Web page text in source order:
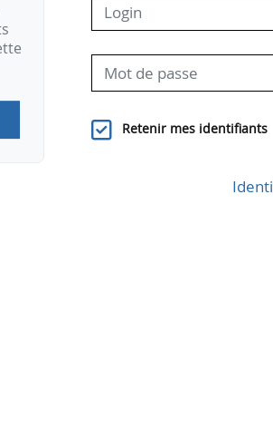
Retenir mes identifiants